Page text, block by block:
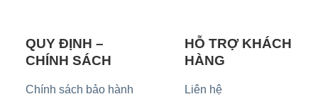
QUY ĐỊNH –
CHÍNH SÁCH
Chính sách bảo hành
HỖ TRỢ KHÁCH
HÀNG
Liên hệ